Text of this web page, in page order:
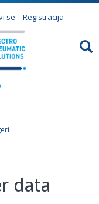
se Registracija
data